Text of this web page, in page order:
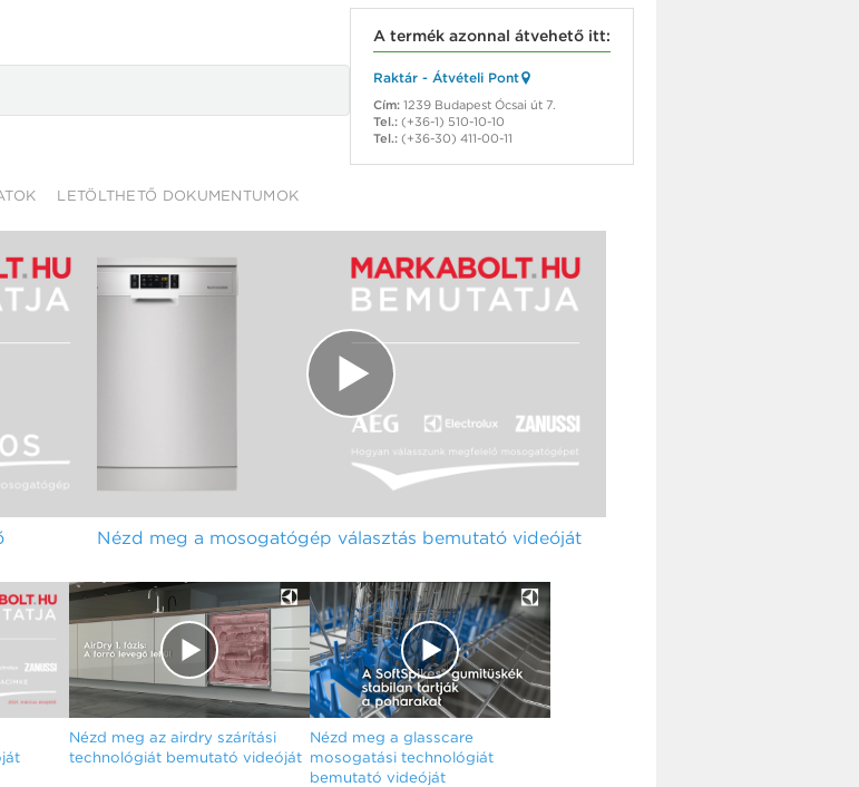
A termék azonnal átvehető itt:
Raktár - Átvételi Pont
Cím: 1239 Budapest Ócsai út 7.
Tel.: (+36-1) 510-10-10
Tel.: (+36-30) 411-00-11
LETÖLTHETŐ DOKUMENTUMOK
Nézd meg a mosogatógép választás bemutató videóját
Nézd meg az airdry szárítási
technológiát bemutató videóját
Nézd meg a glasscare
mosogatási technológiát
bemutató videóját